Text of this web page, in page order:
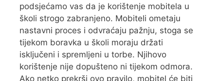
podsjećamo vas da je korištenje mobitela u
školi strogo zabranjeno. Mobiteli ometaju
nastavni proces i odvraćaju pažnju, stoga se
tijekom boravka u školi moraju držati
isključeni i spremljeni u torbe. Njihovo
korištenje nije dopušteno ni tijekom odmora.
Ako netko prekrši ovo pravilo, mobitel će biti